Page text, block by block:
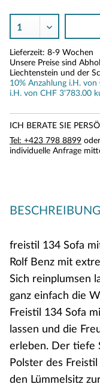
Lieferzeit: 8-9 Wochen
Unsere Preise sind
Liechtenstein und der
10% Anzahlung i.H.
i.H. von CHF 3'783.00
ICH BERATE SIE
Tel: +423 798 8899
individuelle Anfrage
BESCHREIBUNG
freistil 134 Sofa
Rolf Benz mit
Sich reinplumsen
ganz einfach die
Freistil 134 Sofa
lassen und die
erleben. Der tiefe
Polster des
den Lümmelsitz